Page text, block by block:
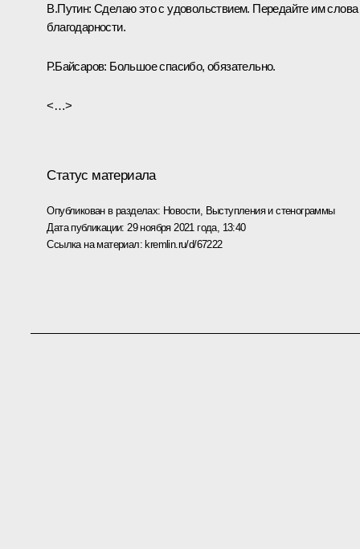
В.Путин: Сделаю это с удовольствием. Передайте им слова
благодарности.
Р.Байсаров: Большое спасибо, обязательно.
<…>
Статус материала
Опубликован в разделах: Новости, Выступления и стенограммы
Дата публикации: 29 ноября 2021 года, 13:40
Ссылка на материал: kremlin.ru/d/67222